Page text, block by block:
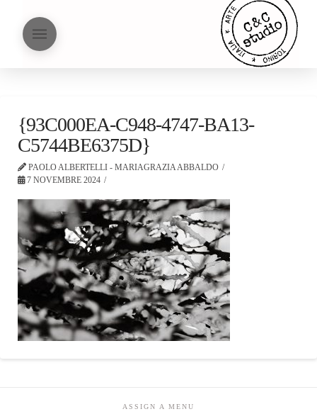
{93C000EA-C948-4747-BA13-
C5744BE6375D}
PAOLO ALBERTELLI - MARIAGRAZIA ABBALDO
7 NOVEMBRE 2024
ASSIGN A MENU